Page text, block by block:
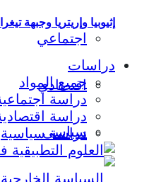
اجتماعي
اقتصادي
سياسي
إثيوبيا وإريتريا وجبهة
دراسات
جميع المواد
دراسة
دراسة
دراسة سياسية